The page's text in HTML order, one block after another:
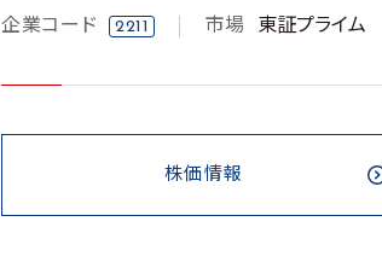
企業コード 2211 市場 東証プライム
株価情報